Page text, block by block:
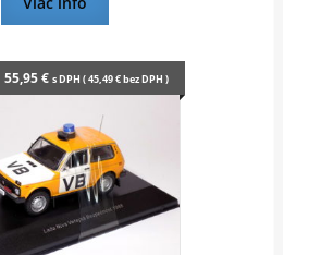
55,95€ s DPH (45,49€bez DPH )